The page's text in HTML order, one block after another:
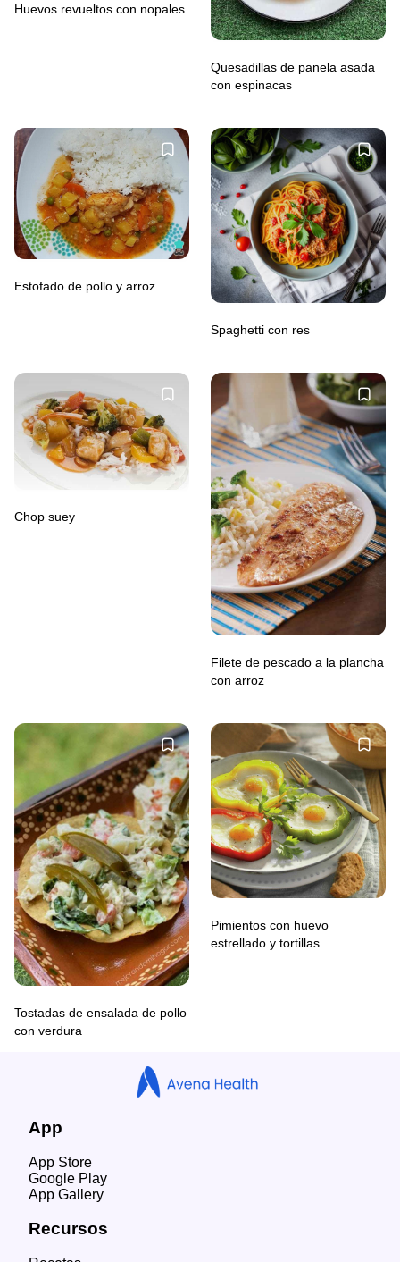
Huevos revueltos con nopales
Quesadillas de panela asada
con espinacas
Estofado de pollo y arroz
Spaghetti con res
Chop suey
Filete de pescado a la plancha
con arroz
Tostadas de ensalada de pollo
con verdura
Pimientos con huevo
estrellado y tortillas
App
App Store
Google Play
App Gallery
Recursos